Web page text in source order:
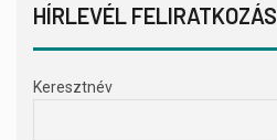
HÍRLEVÉL FELIRATKOZÁS
Keresztnév